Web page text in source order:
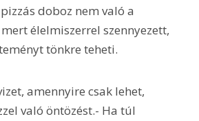
doboz nem való a
élelmiszerrel szennyezett,
tönkre teheti.
amennyire csak lehet,
való öntözést.- Ha túl